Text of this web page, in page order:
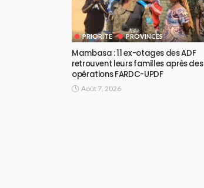
PRIORITE PROVINCES
Mambasa : 11 ex-otages des ADF
retrouvent leurs familles après des
opérations FARDC-UPDF
Août 7, 2026